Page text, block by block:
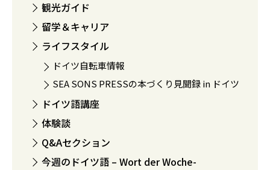
観光ガイド
留学＆キャリア
ライフスタイル
ドイツ自転車情報
SEA SONS PRESSの本づくり見聞録 in ドイツ
ドイツ語講座
体験談
Q&Aセクション
今週のドイツ語 – Wort der Woche-